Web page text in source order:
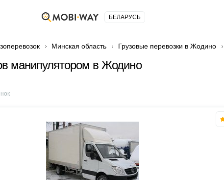
БЕЛАРУСЬ
Минская область Грузовые перевозки в Жодино
манипулятором в Жодино